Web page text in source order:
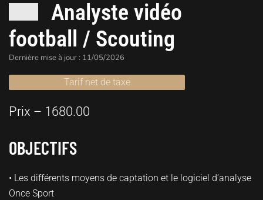
Analyste vidéo
football / Scouting
Dernière mise à jour : 11/05/2026
Tarif net de taxe
Prix – 1680.00
OBJECTIFS
• Les différents moyens de captation et le logiciel d’analyse
Once Sport